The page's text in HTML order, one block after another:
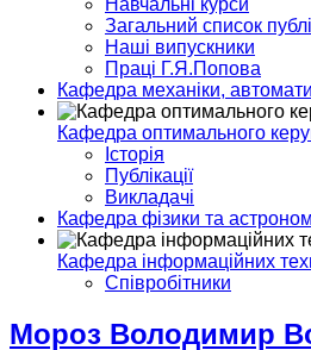
Навчальні курси
Загальний список
Наші випускники
Праці Г.Я.Попова
Кафедра механіки,
Кафедра оптимального
Історія
Публікації
Викладачі
Кафедра фізики та
Кафедра інформаційних
Спiвробiтники
Мороз Володимир